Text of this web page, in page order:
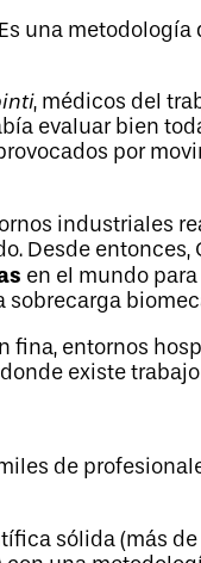
una metodología
, médicos del
evaluar bien
por
industriales
Desde entonces,
en el mundo para
sobrecarga
fina, entornos
existe
de
sólida (más